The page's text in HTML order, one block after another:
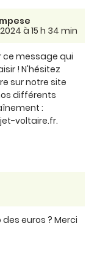
à 15 h 34 min
ce message qui
! N'hésitez
sur notre site
différents
:
voltaire.fr.
euros ? Merci